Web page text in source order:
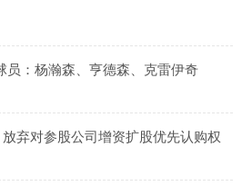
员：杨瀚森、亨德森、克雷伊奇
弃对参股公司增资扩股优先认购权